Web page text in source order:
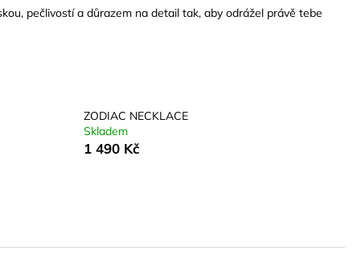
pečlivostí a důrazem na detail tak, aby odrážel právě tebe
ZODIAC NECKLACE
Skladem
1 490 Kč